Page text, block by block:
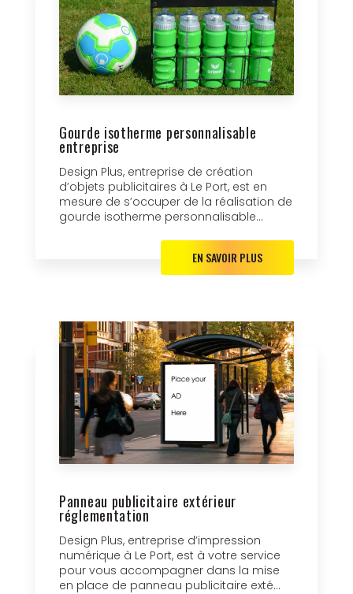
Gourde isotherme personnalisable
entreprise
Design Plus, entreprise de création
d’objets publicitaires à Le Port, est en
mesure de s’occuper de la réalisation de
gourde isotherme personnalisable...
EN SAVOIR PLUS
Panneau publicitaire extérieur
réglementation
Design Plus, entreprise d’impression
numérique à Le Port, est à votre service
pour vous accompagner dans la mise
en place de panneau publicitaire exté...